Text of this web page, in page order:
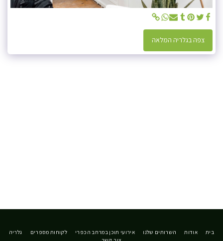
צפה בגלריה המלאה
בית אודות השרותים שלנו אירועי תוכן במרחב הכפרי לקוחות מספרים
גלריה